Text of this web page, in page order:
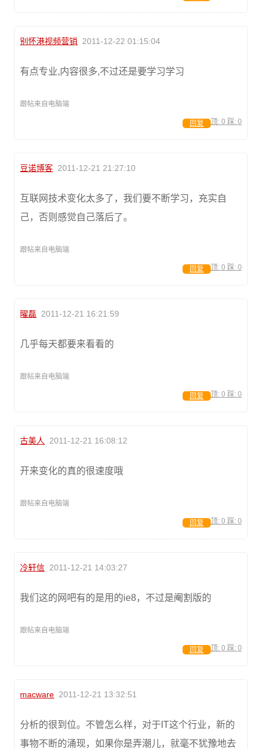
别怀港视频营销 2011-12-22 01:15:04
有点专业,内容很多,不过还是要学习学习
跟帖来自电脑端
顶: 0 踩: 0
回复
豆诺博客 2011-12-21 21:27:10
互联网技术变化太多了，我们要不断学习，充实自
己，否则感觉自己落后了。
跟帖来自电脑端
顶: 0 踩: 0
回复
曜磊 2011-12-21 16:21:59
几乎每天都要来看看的
跟帖来自电脑端
顶: 0 踩: 0
回复
古美人 2011-12-21 16:08:12
开来变化的真的很速度哦
跟帖来自电脑端
顶: 0 踩: 0
回复
冷轩信 2011-12-21 14:03:27
我们这的网吧有的是用的ie8，不过是阉割版的
跟帖来自电脑端
顶: 0 踩: 0
回复
macware 2011-12-21 13:32:51
分析的很到位。不管怎么样，对于IT这个行业，新的
事物不断的涌现，如果你是弄潮儿，就毫不犹豫地去